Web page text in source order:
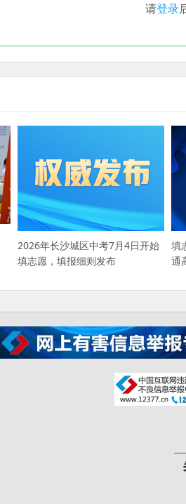
请登录
2026年长沙城区中考7月4日开始
填志愿，填报细则发布
填
通